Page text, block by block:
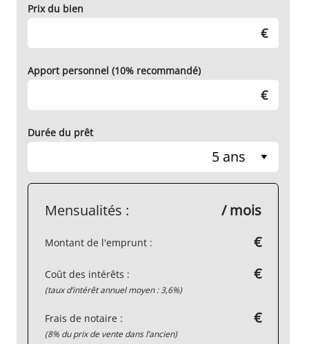
Prix du bien
€
Apport personnel (10% recommandé)
€
Durée du prêt
5 ans
Mensualités : / mois
Montant de l'emprunt : €
Coût des intérêts : €
(taux d’intérêt annuel moyen : 3,6%)
Frais de notaire : €
(8% du prix de vente dans l’ancien)